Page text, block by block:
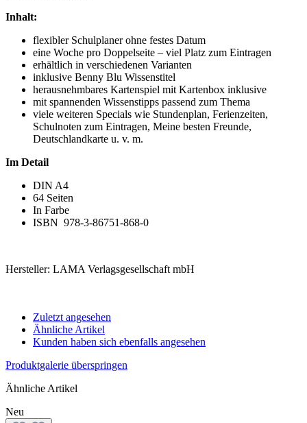
Inhalt:
flexibler Schulplaner ohne festes Datum
eine Woche pro Doppelseite – viel Platz zum Eintragen
erhältlich in verschiedenen Varianten
inklusive Benny Blu Wissenstitel
herausnehmbares Kartenspiel mit Kartenbox inklusive
mit spannenden Wissenstipps passend zum Thema
viele weiteren Specials wie Stundenplan, Ferienzeiten,
Schulnoten zum Eintragen, Meine besten Freunde,
Deutschlandkarte u. v. m.
Im Detail
DIN A4
64 Seiten
In Farbe
ISBN 978-3-86751-868-0
Hersteller: LAMA Verlagsgesellschaft mbH
Zuletzt angesehen
Ähnliche Artikel
Kunden haben sich ebenfalls angesehen
Produktgalerie überspringen
Ähnliche Artikel
Neu